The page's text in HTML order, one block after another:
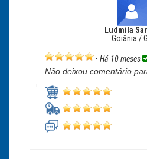
Ludmila
Goiânia /
• Há 10 meses
Não deixou comentário